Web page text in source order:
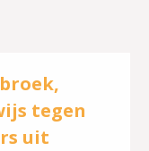
tegen
uit